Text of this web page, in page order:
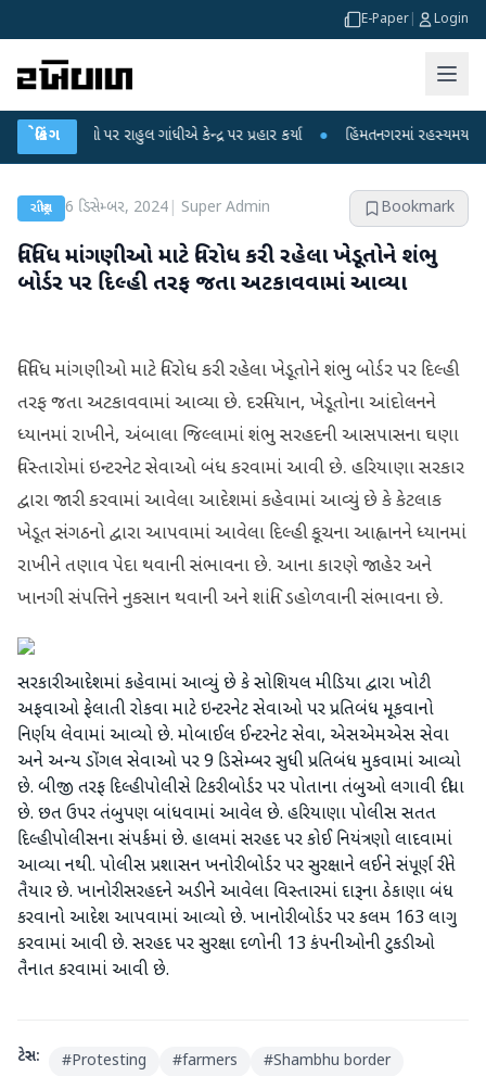
E-Paper Login
બ્રેકિંગ
પર રાહુલ ગાંધીએ કેન્દ્ર પર પ્રહાર કર્યા ● હિંમતનગરમાં રહસ્યમય વાયરસ કે
રાષ્ટ્રીય 6 ડિસેમ્બર, 2024| Super Admin Bookmark
વિવિધ માંગણીઓ માટે વિરોધ કરી રહેલા ખેડૂતોને શંભુ
બોર્ડર પર દિલ્હી તરફ જતા અટકાવવામાં આવ્યા
વિવિધ માંગણીઓ માટે વિરોધ કરી રહેલા ખેડૂતોને શંભુ બોર્ડર પર દિલ્હી
તરફ જતા અટકાવવામાં આવ્યા છે. દરમિયાન, ખેડૂતોના આંદોલનને
ધ્યાનમાં રાખીને, અંબાલા જિલ્લામાં શંભુ સરહદની આસપાસના ઘણા
વિસ્તારોમાં ઇન્ટરનેટ સેવાઓ બંધ કરવામાં આવી છે. હરિયાણા સરકાર
દ્વારા જારી કરવામાં આવેલા આદેશમાં કહેવામાં આવ્યું છે કે કેટલાક
ખેડૂત સંગઠનો દ્વારા આપવામાં આવેલા દિલ્હી કૂચના આહ્વાનને ધ્યાનમાં
રાખીને તણાવ પેદા થવાની સંભાવના છે. આના કારણે જાહેર અને
ખાનગી સંપત્તિને નુકસાન થવાની અને શાંતિ ડહોળવાની સંભાવના છે.
સરકારી આદેશમાં કહેવામાં આવ્યું છે કે સોશિયલ મીડિયા દ્વારા ખોટી
અફવાઓ ફેલાતી રોકવા માટે ઇન્ટરનેટ સેવાઓ પર પ્રતિબંધ મૂકવાનો
નિર્ણય લેવામાં આવ્યો છે. મોબાઈલ ઈન્ટરનેટ સેવા, એસએમએસ સેવા
અને અન્ય ડોંગલ સેવાઓ પર 9 ડિસેમ્બર સુધી પ્રતિબંધ મુકવામાં આવ્યો
છે. બીજી તરફ દિલ્હી પોલીસે ટિકરી બોર્ડર પર પોતાના તંબુઓ લગાવી દીધા
છે. છત ઉપર તંબુપણ બાંધવામાં આવેલ છે. હરિયાણા પોલીસ સતત
દિલ્હી પોલીસના સંપર્કમાં છે. હાલમાં સરહદ પર કોઈ નિયંત્રણો લાદવામાં
આવ્યા નથી. પોલીસ પ્રશાસન ખનોરી બોર્ડર પર સુરક્ષાને લઈને સંપૂર્ણ રીતે
તૈયાર છે. ખાનોરી સરહદને અડીને આવેલા વિસ્તારમાં દારૂના ઠેકાણા બંધ
કરવાનો આદેશ આપવામાં આવ્યો છે. ખાનોરી બોર્ડર પર કલમ ​​163 લાગુ
કરવામાં આવી છે. સરહદ પર સુરક્ષા દળોની 13 કંપનીઓની ટુકડીઓ
તૈનાત કરવામાં આવી છે.
ટેગ્સ: #Protesting #farmers #Shambhu border